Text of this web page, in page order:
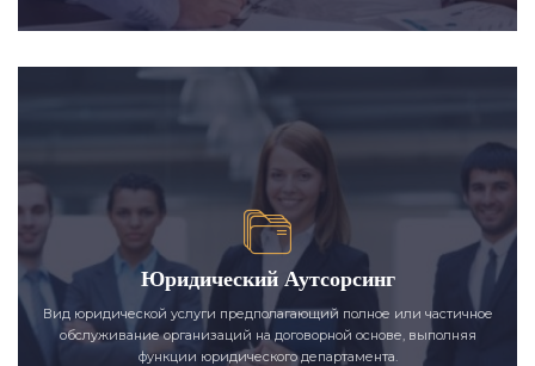
Юридический Аутсорсинг
Вид юридической услуги предполагающий полное или частичное
обслуживание организаций на договорной основе, выполняя
функции юридического департамента.